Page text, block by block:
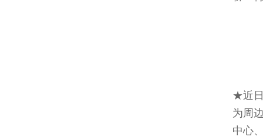
★近日
为周
中心